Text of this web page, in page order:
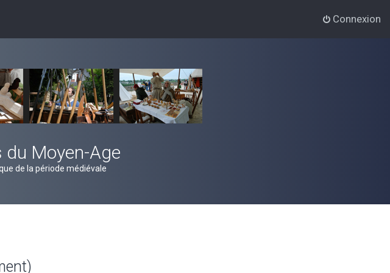
Connexion
du Moyen-Age
de la période médiévale